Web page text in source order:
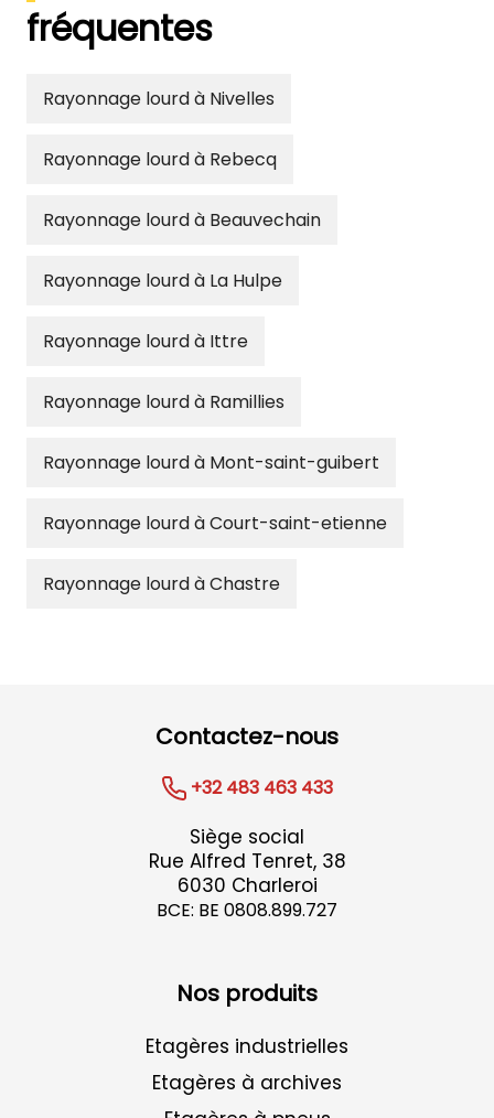
fréquentes
Rayonnage lourd à Nivelles
Rayonnage lourd à Rebecq
Rayonnage lourd à Beauvechain
Rayonnage lourd à La Hulpe
Rayonnage lourd à Ittre
Rayonnage lourd à Ramillies
Rayonnage lourd à Mont-saint-guibert
Rayonnage lourd à Court-saint-etienne
Rayonnage lourd à Chastre
Contactez-nous
+32 483 463 433
Siège social
Rue Alfred Tenret, 38
6030 Charleroi
BCE: BE 0808.899.727
Nos produits
Etagères industrielles
Etagères à archives